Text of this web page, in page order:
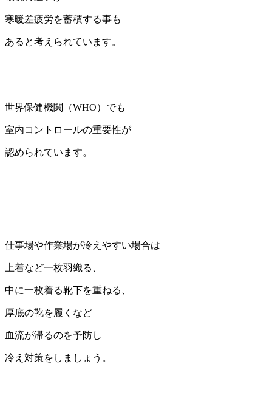
寒暖差疲労を蓄積する事も
あると考えられています。
世界保健機関（WHO）でも
室内コントロールの重要性が
認められています。
仕事場や作業場が冷えやすい場合は
上着など一枚羽織る、
中に一枚着る靴下を重ねる、
厚底の靴を履くなど
血流が滞るのを予防し
冷え対策をしましょう。